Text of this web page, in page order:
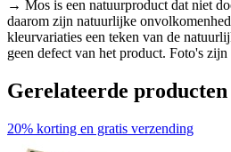
→ Mos is een natuurproduct dat niet
daarom zijn natuurlijke
kleurvariaties een teken van de
geen defect van het product. Foto's
Gerelateerde producten
20% korting en gratis verzending